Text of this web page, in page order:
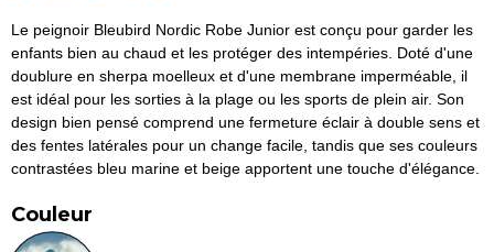
Le peignoir Bleubird Nordic Robe Junior est conçu pour garder les
enfants bien au chaud et les protéger des intempéries. Doté d'une
doublure en sherpa moelleux et d'une membrane imperméable, il
est idéal pour les sorties à la plage ou les sports de plein air. Son
design bien pensé comprend une fermeture éclair à double sens et
des fentes latérales pour un change facile, tandis que ses couleurs
contrastées bleu marine et beige apportent une touche d'élégance.
Couleur